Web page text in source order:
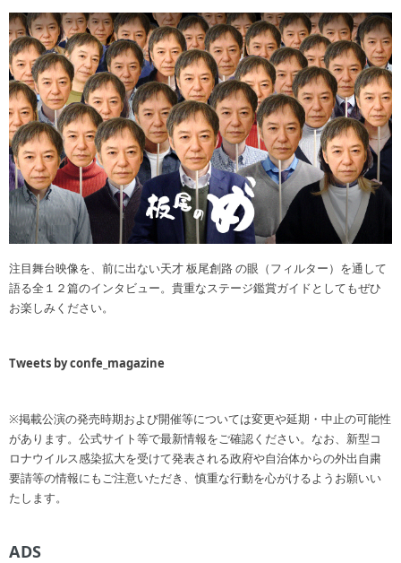
注目舞台映像を、前に出ない天才 板尾創路 の眼（フィルター）を通して
語る全１２篇のインタビュー。貴重なステージ鑑賞ガイドとしてもぜひ
お楽しみください。
Tweets by confe_magazine
※掲載公演の発売時期および開催等については変更や延期・中止の可能性
があります。公式サイト等で最新情報をご確認ください。なお、新型コ
ロナウイルス感染拡大を受けて発表される政府や自治体からの外出自粛
要請等の情報にもご注意いただき、慎重な行動を心がけるようお願いい
たします。
ADS